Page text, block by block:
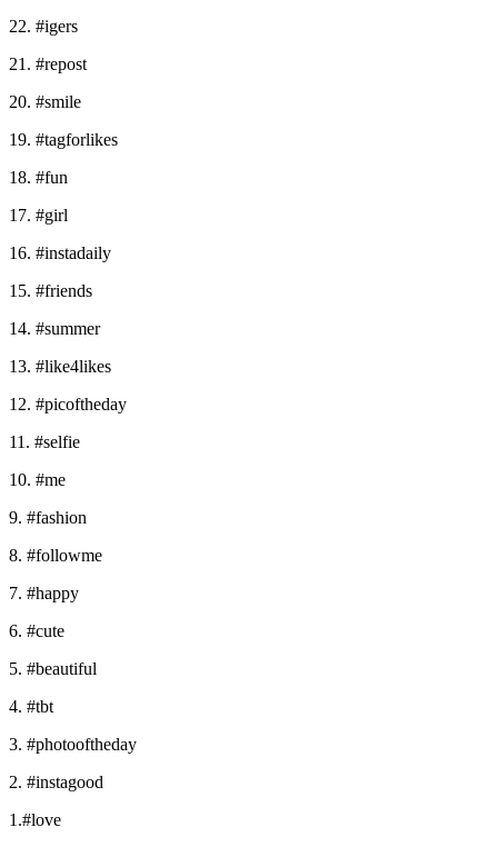
22. #igers
21. #repost
20. #smile
19. #tagforlikes
18. #fun
17. #girl
16. #instadaily
15. #friends
14. #summer
13. #like4likes
12. #picoftheday
11. #selfie
10. #me
9. #fashion
8. #followme
7. #happy
6. #cute
5. #beautiful
4. #tbt
3. #photooftheday
2. #instagood
1.#love